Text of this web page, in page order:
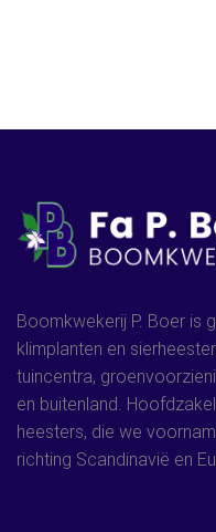
Boomkwekerij P. Boer is
klimplanten en
tuincentra,
en buitenland.
heesters, die we
richting Scandinavië en